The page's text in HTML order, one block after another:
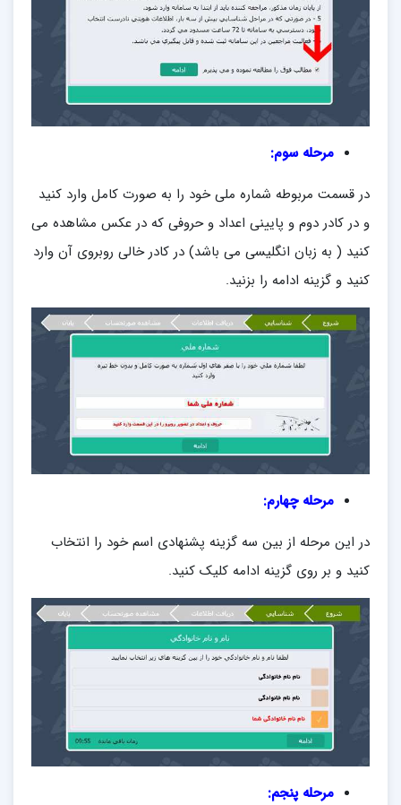
مرحله سوم:
در قسمت مربوطه شماره ملی خود را به صورت کامل وارد کنید
و در کادر دوم و پایینی اعداد و حروفی که در عکس مشاهده می
کنید ( به زبان انگلیسی می باشد) در کادر خالی روبروی آن وارد
کنید و گزینه ادامه را بزنید.
مرحله چهارم:
در این مرحله از بین سه گزینه پشنهادی اسم خود را انتخاب
کنید و بر روی گزینه ادامه کلیک کنید.
مرحله پنجم: